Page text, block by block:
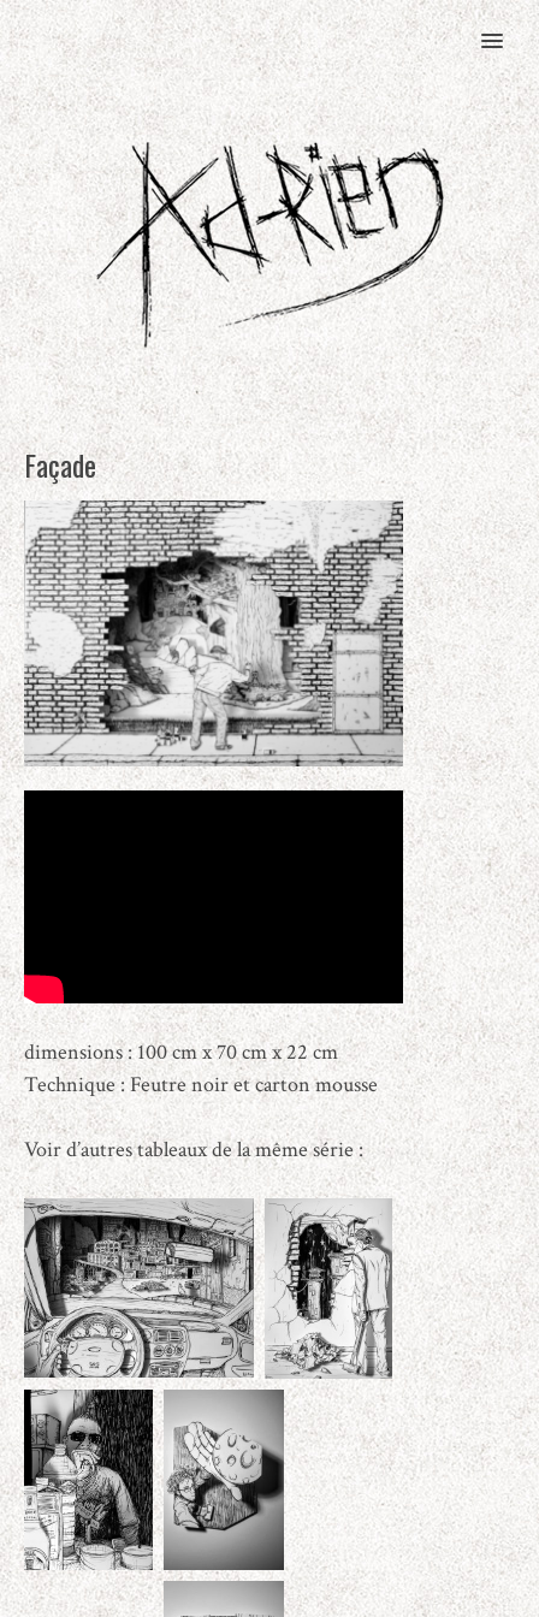
MENU
Façade
dimensions : 100 cm x 70 cm x 22 cm
Technique : Feutre noir et carton mousse
Voir d’autres tableaux de la même série :